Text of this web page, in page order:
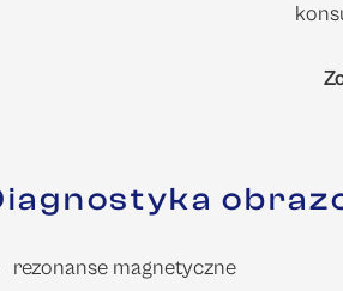
rezonanse magnetyczne